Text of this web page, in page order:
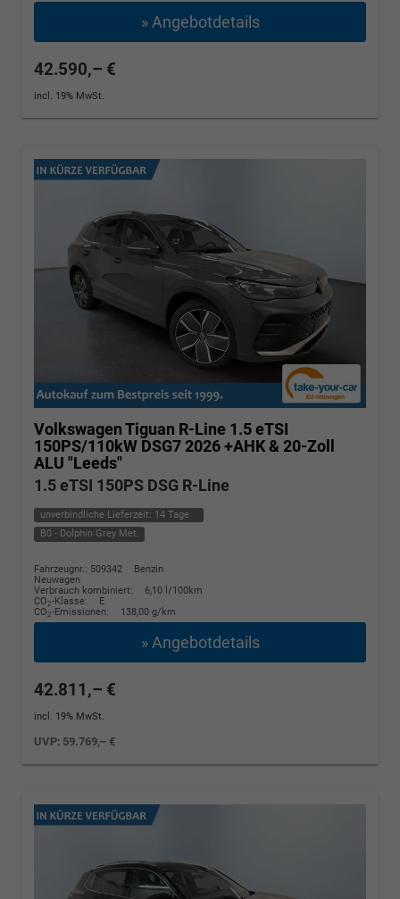
» Angebotdetails
42.590,– €
incl. 19% MwSt.
Volkswagen Tiguan R-Line 1.5 eTSI
150PS/110kW DSG7 2026 +AHK & 20-Zoll
ALU "Leeds"
1.5 eTSI 150PS DSG R-Line
unverbindliche Lieferzeit: 14 Tage
B0 - Dolphin Grey Met.
Fahrzeugnr.: 509342
Benzin
Neuwagen
Verbrauch kombiniert:
6,10 l/100km
CO2-Klasse:
E
CO2-Emissionen: 138,00 g/km
» Angebotdetails
42.811,– €
incl. 19% MwSt.
UVP: 59.769,– €